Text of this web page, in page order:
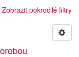
Zobrazit pokročilé filtry